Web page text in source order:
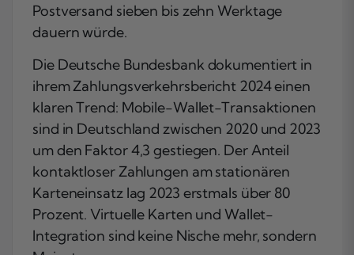
Postversand sieben bis zehn Werktage
dauern würde.
Die Deutsche Bundesbank dokumentiert in
ihrem Zahlungsverkehrsbericht 2024 einen
klaren Trend: Mobile-Wallet-Transaktionen
sind in Deutschland zwischen 2020 und 2023
um den Faktor 4,3 gestiegen. Der Anteil
kontaktloser Zahlungen am stationären
Karteneinsatz lag 2023 erstmals über 80
Prozent. Virtuelle Karten und Wallet-
Integration sind keine Nische mehr, sondern